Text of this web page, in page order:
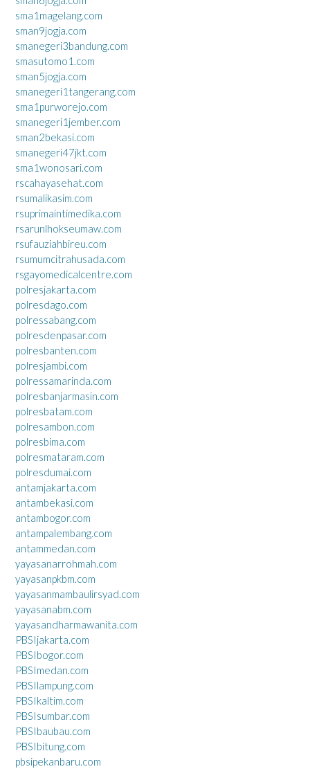
sma1magelang.com
sman9jogja.com
smanegeri3bandung.com
smasutomo1.com
sman5jogja.com
smanegeri1tangerang.com
sma1purworejo.com
smanegeri1jember.com
sman2bekasi.com
smanegeri47jkt.com
sma1wonosari.com
rscahayasehat.com
rsumalikasim.com
rsuprimaintimedika.com
rsarunlhokseumaw.com
rsufauziahbireu.com
rsumumcitrahusada.com
rsgayomedicalcentre.com
polresjakarta.com
polresdago.com
polressabang.com
polresdenpasar.com
polresbanten.com
polresjambi.com
polressamarinda.com
polresbanjarmasin.com
polresbatam.com
polresambon.com
polresbima.com
polresmataram.com
polresdumai.com
antamjakarta.com
antambekasi.com
antambogor.com
antampalembang.com
antammedan.com
yayasanarrohmah.com
yayasanpkbm.com
yayasanmambaulirsyad.com
yayasanabm.com
yayasandharmawanita.com
PBSIjakarta.com
PBSIbogor.com
PBSImedan.com
PBSIlampung.com
PBSIkaltim.com
PBSIsumbar.com
PBSIbaubau.com
PBSIbitung.com
pbsipekanbaru.com